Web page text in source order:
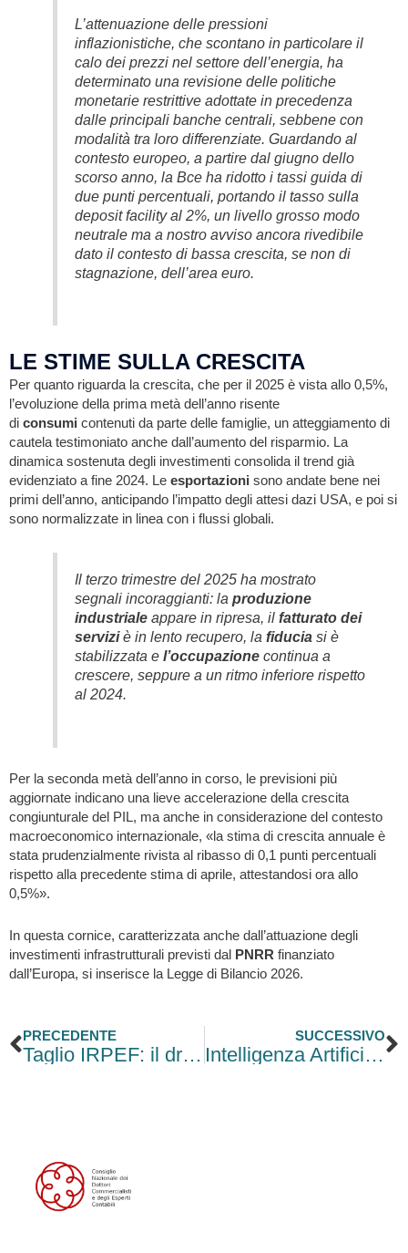
L’attenuazione delle pressioni
inflazionistiche, che scontano in particolare il
calo dei prezzi nel settore dell’energia, ha
determinato una revisione delle politiche
monetarie restrittive adottate in precedenza
dalle principali banche centrali, sebbene con
modalità tra loro differenziate. Guardando al
contesto europeo, a partire dal giugno dello
scorso anno, la Bce ha ridotto i tassi guida di
due punti percentuali, portando il tasso sulla
deposit facility al 2%, un livello grosso modo
neutrale ma a nostro avviso ancora rivedibile
dato il contesto di bassa crescita, se non di
stagnazione, dell’area euro.
LE STIME SULLA CRESCITA
Per quanto riguarda la crescita, che per il 2025 è vista allo 0,5%,
l’evoluzione della prima metà dell’anno risente
di consumi contenuti da parte delle famiglie, un atteggiamento di
cautela testimoniato anche dall’aumento del risparmio. La
dinamica sostenuta degli investimenti consolida il trend già
evidenziato a fine 2024. Le esportazioni sono andate bene nei
primi dell’anno, anticipando l’impatto degli attesi dazi USA, e poi si
sono normalizzate in linea con i flussi globali.
Il terzo trimestre del 2025 ha mostrato
segnali incoraggianti: la produzione
industriale appare in ripresa, ilfatturato dei
serviziè in lento recupero, la fiducia si è
stabilizzata el’occupazione continua a
crescere, seppure a un ritmo inferiore rispetto
al 2024.
Per la seconda metà dell’anno in corso, le previsioni più
aggiornate indicano una lieve accelerazione della crescita
congiunturale del PIL, ma anche in considerazione del contesto
macroeconomico internazionale, «la stima di crescita annuale è
stata prudenzialmente rivista al ribasso di 0,1 punti percentuali
rispetto alla precedente stima di aprile, attestandosi ora allo
0,5%».
In questa cornice, caratterizzata anche dall’attuazione degli
investimenti infrastrutturali previsti dal
PNRR finanziato
dall’Europa, si inserisce la Legge di Bilancio 2026.
Precedente
PRECEDENTE
Taglio IRPEF: il drenaggio fiscale minaccia lo sconto d’imposta
SUCCESSIVO
Intelligenza Artificiale – Acceleratore di processi per l’Impresa